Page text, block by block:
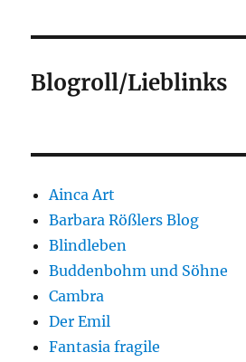
Blogroll/Lieblinks
Ainca Art
Barbara Rößlers Blog
Blindleben
Buddenbohm und Söhne
Cambra
Der Emil
Fantasia fragile